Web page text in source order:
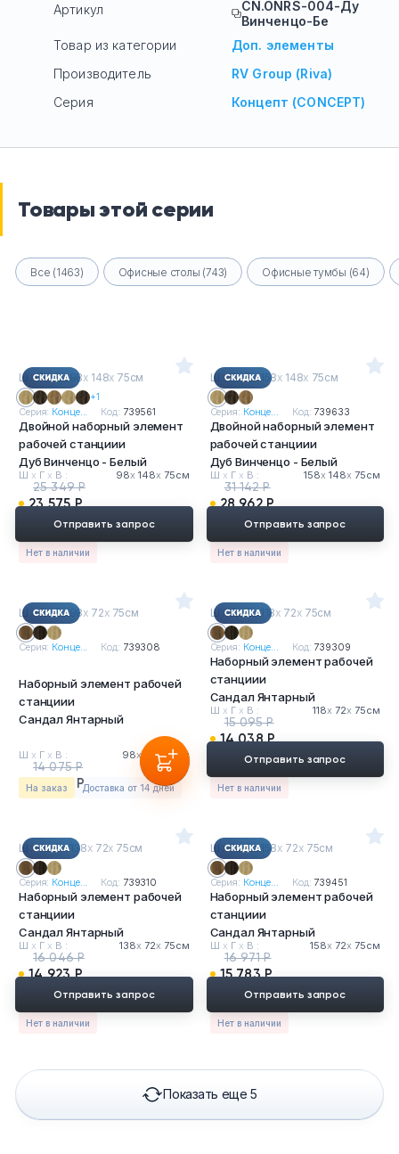
Артикул
CN.ONRS-004-Ду
Винченцо-Бе
Товар из категории
Доп. элементы
Производитель
RV Group (Riva)
Серия
Концепт (CONCEPT)
Товары этой серии
Все (1463) Офисные столы (743) Офисные тумбы (64)
Ш хГхВ : 98х 148х 75см
+1
Серия: Конце... Код: 739561
Двойной наборный элемент
рабочей станциии
Дуб Винченцо - Белый
Ш х Г х В : 98х148х75см
23 575 Р
25 349 Р
Нет в наличии
Отправить запрос
Ш хГхВ : 158х 148х 75см
Серия: Конце... Код: 739633
Двойной наборный элемент
рабочей станциии
Дуб Винченцо - Белый
Ш х Г х В : 158х 148х 75см
28 962 Р
31 142 Р
Нет в наличии
Отправить запрос
Ш хГхВ : 98х 72х 75см
Серия: Конце... Код: 739308
Наборный элемент рабочей
станциии
Сандал Янтарный
Ш х Г х В : 98х72х75см
13 090 Р
14 075 Р
На заказ Доставка от 14 дней
Ш хГхВ : 118х 72х 75см
Серия: Конце... Код: 739309
Наборный элемент рабочей
станциии
Сандал Янтарный
Ш х Г х В : 118х 72х 75см
14 038 Р
15 095 Р
Нет в наличии
Отправить запрос
Ш хГхВ : 138х 72х 75см
Серия: Конце... Код: 739310
Наборный элемент рабочей
станциии
Сандал Янтарный
Ш х Г х В : 138х72х75см
14 923 Р
16 046 Р
Нет в наличии
Отправить запрос
Ш хГхВ : 158х 72х 75см
Серия: Конце... Код: 739451
Наборный элемент рабочей
станциии
Сандал Янтарный
Ш х Г х В : 158х 72х 75см
15 783 Р
16 971 Р
Нет в наличии
Отправить запрос
Показать еще 5